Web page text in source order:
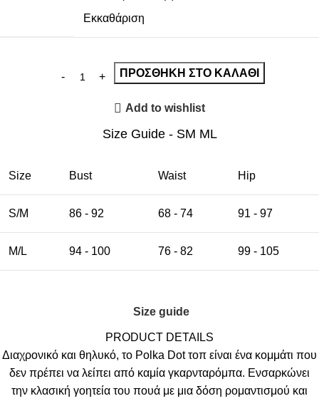
Εκκαθάριση
ΠΡΟΣΘΉΚΗ ΣΤΟ ΚΑΛΆΘΙ
Add to wishlist
Size Guide - SM ML
Size Bust Waist Hip
S/M 86 - 92 68 - 74 91 - 97
M/L 94 - 100 76 - 82 99 - 105
Size guide
PRODUCT DETAILS
Διαχρονικό και θηλυκό, το Polka Dot τοπ είναι ένα κομμάτι που
δεν πρέπει να λείπει από καμία γκαρνταρόμπα. Ενσαρκώνει
την κλασική γοητεία του πουά με μια δόση ρομαντισμού και